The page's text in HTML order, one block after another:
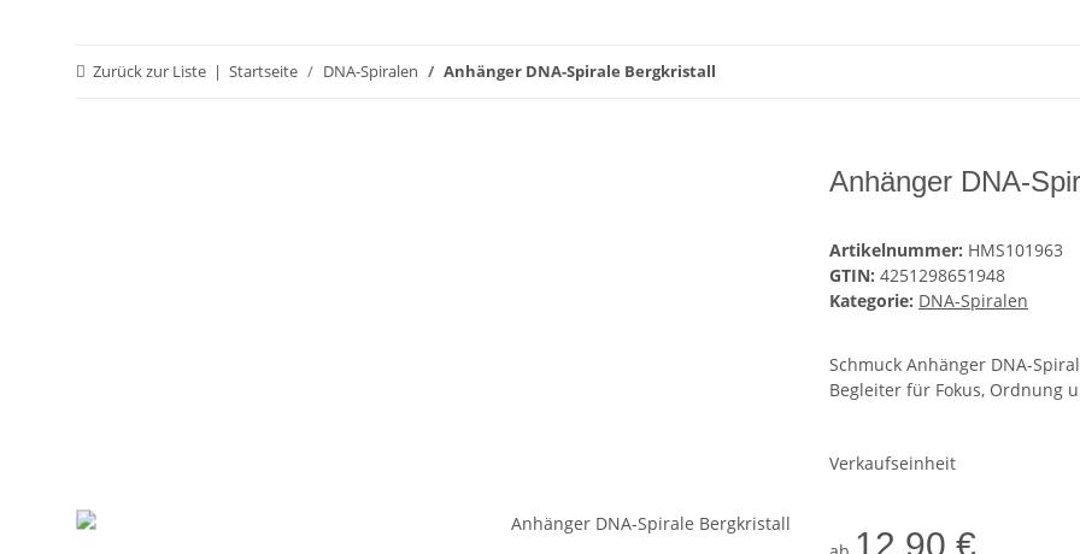
Zurück zur Liste Startseite DNA-Spiralen Anhänger DNA-Spirale Bergkristall
Anhänger DNA-
Artikelnummer: HMS101963
GTIN: 4251298651948
Kategorie: DNA-Spiralen
Schmuck Anhänger DNA-
Begleiter für Fokus, Ordnung
Verkaufseinheit
12,90 €